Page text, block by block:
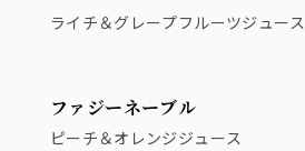
ライチ＆グレープフルーツジュース
ファジーネーブル
ピーチ＆オレンジジュース